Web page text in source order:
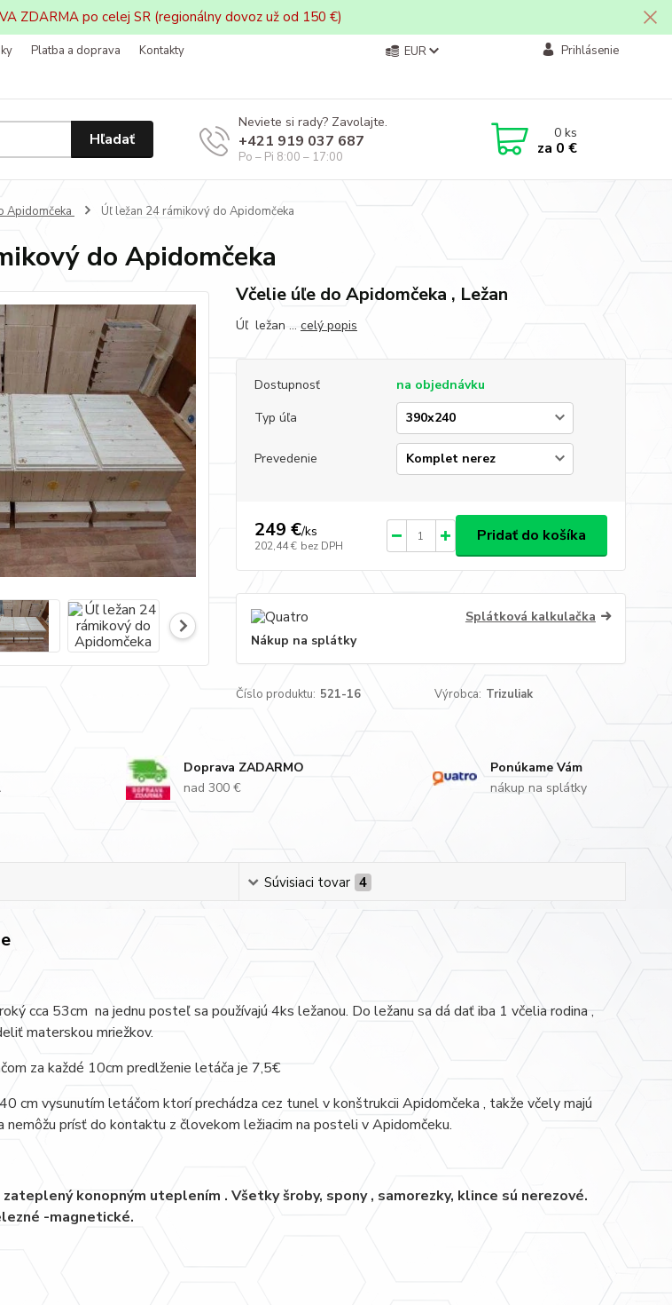
ZDARMA po celej SR (regionálny dovoz už od 150 €)
Platba a doprava
Kontakty
EUR Prihlásenie
Hľadať
Neviete si rady? Zavolajte.
+421 919 037 687
Po – Pi 8:00 – 17:00
0ks
za 0 €
Apidomčeka Úľ ležan 24 rámikový do Apidomčeka
do Apidomčeka
Včelie úľe do Apidomčeka , Ležan
Úľ ležan ... celý popis
Dostupnosť
na objednávku
Typ úľa
Prevedenie
249 €/ks
202,44 € bez DPH
Pridať do košíka
Splátková kalkulačka
Nákup na splátky
Číslo produktu: 521-16 Výrobca: Trizuliak
Doprava ZADARMO
nad 300 €
Ponúkame Vám
nákup na splátky
Súvisiaci tovar 4
cca 53cm na jednu posteľ sa používajú 4ks ležanou. Do ležanu sa dá dať iba 1 včelia rodina ,
materskou mriežkov.
za každé 10cm predlženie letáča je 7,5€
cm vysunutím letáčom ktorí prechádza cez tunel v konštrukcii Apidomčeka , takže včely majú
nemôžu prísť do kontaktu z človekom ležiacim na posteli v Apidomčeku.
konopným uteplením . Všetky šroby, spony , samorezky, klince sú nerezové.
-magnetické.